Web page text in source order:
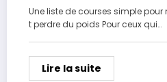
Une liste de courses simple
t perdre du poids Pour ceux qui…
Lire la suite